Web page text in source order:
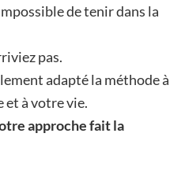
de tenir dans la
pas.
adapté la méthode à
et à votre vie.
approche fait la